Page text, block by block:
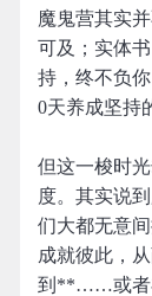
魔鬼营其实
可及；实体
持，终不负
0天养成坚持
但这一梭时
度。其实说
们大都无意
成就彼此，
到**……或者